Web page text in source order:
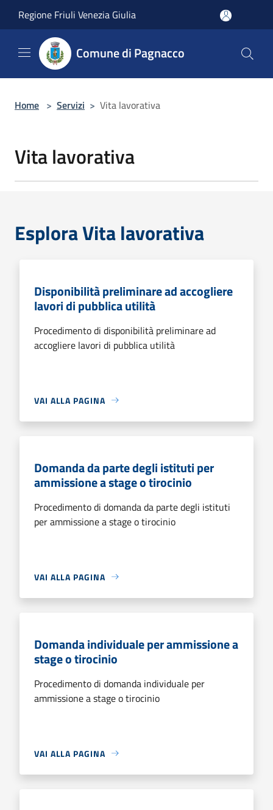
Regione Friuli Venezia Giulia
Comune di Pagnacco
Home > Servizi > Vita lavorativa
Vita lavorativa
Esplora Vita lavorativa
Disponibilità preliminare ad accogliere
lavori di pubblica utilità
Procedimento di disponibilità preliminare ad
accogliere lavori di pubblica utilità
VAI ALLA PAGINA
Domanda da parte degli istituti per
ammissione a stage o tirocinio
Procedimento di domanda da parte degli istituti
per ammissione a stage o tirocinio
VAI ALLA PAGINA
Domanda individuale per ammissione a
stage o tirocinio
Procedimento di domanda individuale per
ammissione a stage o tirocinio
VAI ALLA PAGINA